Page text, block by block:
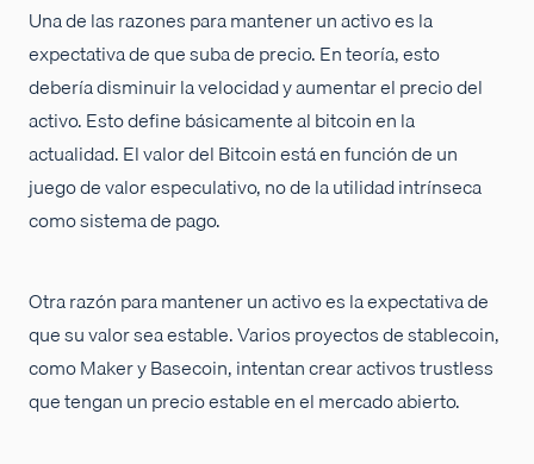
Una de las razones para mantener un activo es la
expectativa de que suba de precio. En teoría, esto
debería disminuir la velocidad y aumentar el precio del
activo. Esto define básicamente al bitcoin en la
actualidad. El valor del Bitcoin está en función de un
juego de valor especulativo, no de la utilidad intrínseca
como sistema de pago.
Otra razón para mantener un activo es la expectativa de
que su valor sea estable. Varios proyectos de stablecoin,
como Maker y Basecoin, intentan crear activos trustless
que tengan un precio estable en el mercado abierto.